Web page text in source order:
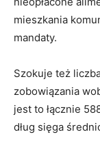
mieszkania
mandaty.
Szokuje też
zobowiązania
jest to łącznie
dług sięga